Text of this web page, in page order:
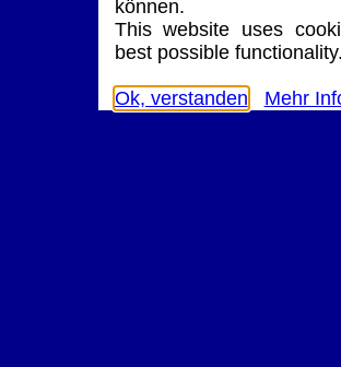
können.
This website uses
best possible functionality.
Ok, verstanden Mehr